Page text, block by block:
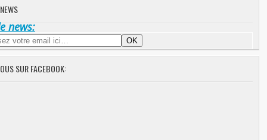
news:
SUR FACEBOOK: